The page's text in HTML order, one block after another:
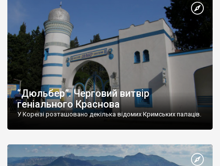
“Дюльбер”. Черговий витвір
геніального Краснова
У Кореїзі розташовано декілька відомих Кримських палаців.